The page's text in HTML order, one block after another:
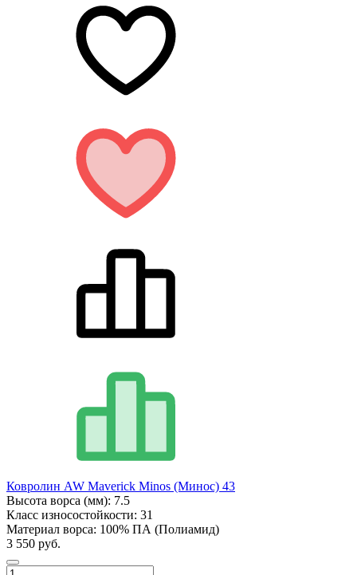
Ковролин AW Maverick Minos (Минос) 43
Высота ворса (мм): 7.5
Класс износостойкости: 31
Материал ворса: 100% ПА (Полиамид)
3 550 руб.